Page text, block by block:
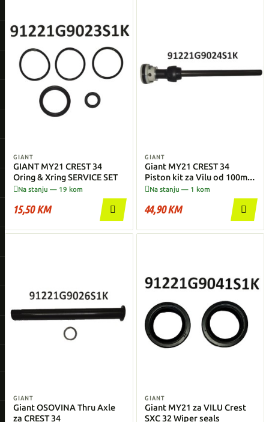
GIANT
GIANT MY21 CREST 34
Oring & Xring SERVICE SET
Na stanju — 19 kom
15,50 KM 
GIANT
Giant MY21 CREST 34
Piston kit za Vilu od 100mm
Hoda
Na stanju — 1 kom
44,90 KM 
GIANT
Giant OSOVINA Thru Axle
za CREST 34
GIANT
Giant MY21 za VILU Crest
SXC 32 Wiper seals